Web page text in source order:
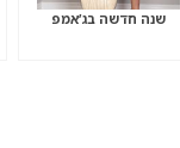
שנה חדשה בג’אמפ